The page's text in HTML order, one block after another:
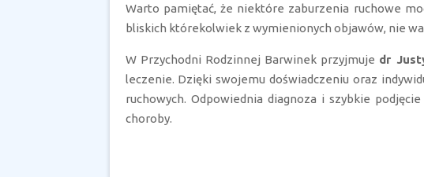
Warto pamiętać, że niektóre zaburzenia ruchowe
bliskich którekolwiek z wymienionych objawów, nie
W Przychodni Rodzinnej Barwinek przyjmuje dr
leczenie. Dzięki swojemu doświadczeniu oraz
ruchowych. Odpowiednia diagnoza i szybkie
choroby.